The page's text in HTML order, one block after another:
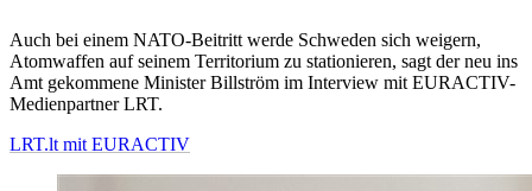
Auch bei einem NATO-Beitritt werde Schweden sich weigern,
Atomwaffen auf seinem Territorium zu stationieren, sagt der neu ins
Amt gekommene Minister Billström im Interview mit EURACTIV-
Medienpartner LRT.
LRT.lt mit EURACTIV